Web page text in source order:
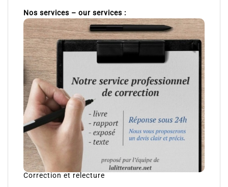
Nos services – our services :
Correction et relecture